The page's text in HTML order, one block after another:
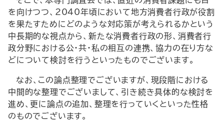
を向けつつ、2040年頃において地方消費者行政が役割
を果たすためにどのような対応策が考えられるかという
中長期的な視点から、新たな消費者行政の形、消費者行
政分野における公・共・私の相互の連携、協力の在り方な
どについて検討を行うといったものでございます。
なお、この論点整理でございますが、現段階における
中間的な整理でございまして、引き続き具体的な検討を
進め、更に論点の追加、整理を行っていくといった性格
のものでございます。